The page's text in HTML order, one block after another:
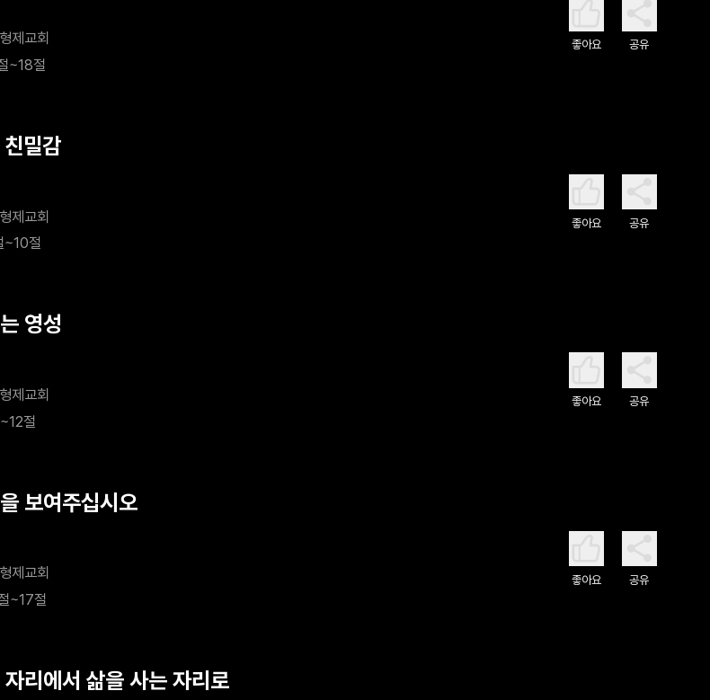
제교회
~18절
좋아요 공유
밀감
제교회
~10절
좋아요 공유
영성
제교회
절
좋아요 공유
보여주십시오
제교회
~17절
좋아요 공유
리에서 삶을 사는 자리로